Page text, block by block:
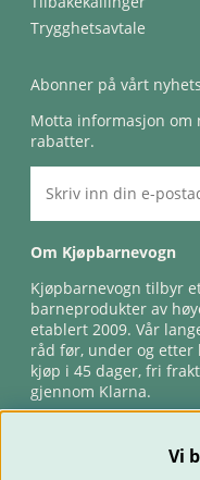
Trygghetsavtale
Abonner på vårt
Motta informasjon om
rabatter.
Om Kjøpbarnevogn
Kjøpbarnevogn tilbyr
barneprodukter av
etablert 2009. Vår
råd før, under og etter
kjøp i 45 dager, fri
gjennom Klarna.
Vi